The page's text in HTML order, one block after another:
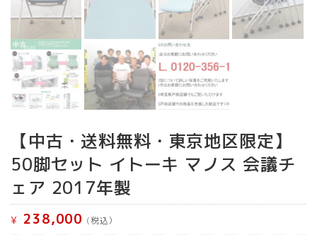
【中古・送料無料・東京地区限定】
50脚セット イトーキ マノス 会議チ
ェア 2017年製
¥ 238,000 (税込）